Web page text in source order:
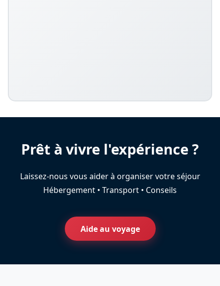
Prêt à vivre l'expérience ?
Laissez-nous vous aider à organiser votre séjour
Hébergement • Transport • Conseils
Aide au voyage